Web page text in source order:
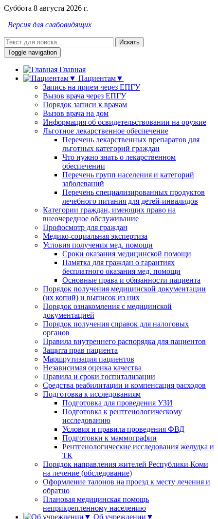
Суббота 8 августа 2026 г.
Версия для слабовидящих
Искать
Toggle navigation
Главная
Пациентам▼
Запись на прием через ЕПГУ
Вызов врача через ЕПГУ
Порядок записи к врачам
Вызов врача на дом
Информация об освидетельствовании на оружие
Льготное лекарственное обеспечение
Перечень лекарственных препаратов для
льготных категорий граждан
Что нужно знать о лекарственном
обеспечении
Перечень групп населения и категорий
заболеваний
Перечень специализированных продуктов
лечебного питания для детей-инвалидов
Категории граждан, имеющих право на
внеочередное обслуживание
Профосмотр для граждан
Медико-социальная экспертиза
Условия получения мед. помощи
Сроки оказания медицинской помощи
Памятка для граждан о гарантиях
бесплатного оказания мед. помощи
Основные права и обязанности пациента
Порядок получения медицинской документации
(их копий) и выписок из них
Порядок ознакомления с медицинской
документацией
Порядок получения справок для налоговых
органов
Правила внутреннего распорядка для пациентов
Защита прав пациента
Маршрутизация пациентов
Независимая оценка качества
Правила и сроки госпитализации
Средства реабилитации и компенсация расходов
Подготовка к исследованиям
Подготовка для проведения УЗИ
Подготовка к рентгенологическому
исследованию
Условия и правила проведения ФВД
Подготовки к маммографии
Рентгенологические исследования желудка и
ТК
Порядок направления жителей Республики Коми
на лечение (обследование)
Оформление талонов на проезд к месту лечения и
обратно
Плановая медицинская помощь
неприкрепленному населению
Об учреждении▼